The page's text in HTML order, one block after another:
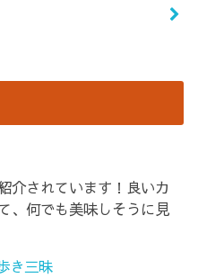
介されています！良いカ
、何でも美味しそうに見
き三昧